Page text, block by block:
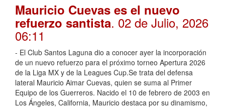
Mauricio Cuevas es el nuevo
refuerzo santista. 02 de Julio, 2026
06:11
- El Club Santos Laguna dio a conocer ayer la incorporación
de un nuevo refuerzo para el próximo torneo Apertura 2026
de la Liga MX y de la Leagues Cup.Se trata del defensa
lateral Mauricio Aimar Cuevas, quien se suma al Primer
Equipo de los Guerreros. Nacido el 10 de febrero de 2003 en
Los Ángeles, California, Mauricio destaca por su dinamismo,